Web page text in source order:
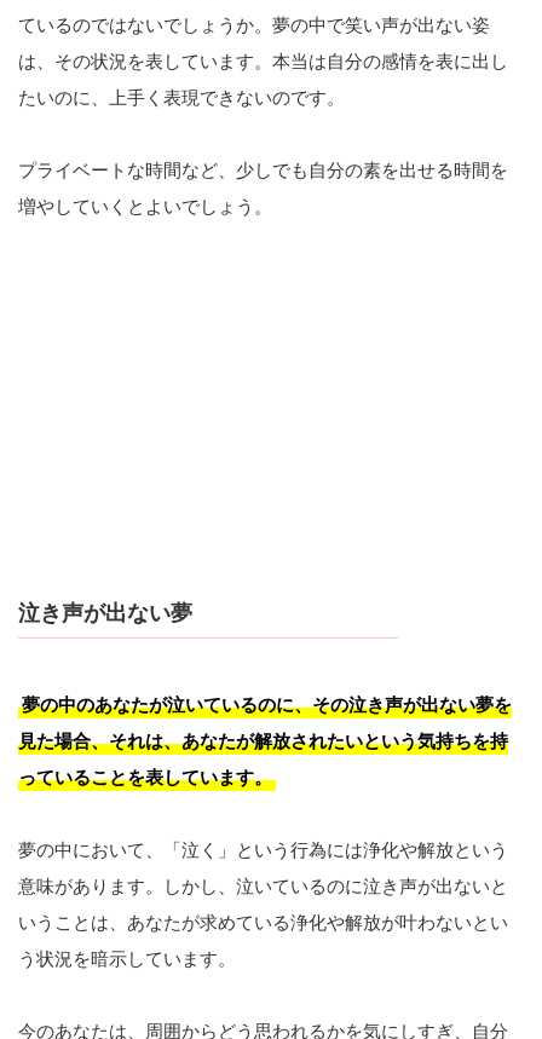
ているのではないでしょうか。夢の中で笑い声が出ない姿
は、その状況を表しています。本当は自分の感情を表に出し
たいのに、上手く表現できないのです。
プライベートな時間など、少しでも自分の素を出せる時間を
増やしていくとよいでしょう。
泣き声が出ない夢
夢の中のあなたが泣いているのに、その泣き声が出ない夢を
見た場合、それは、あなたが解放されたいという気持ちを持
っていることを表しています。
夢の中において、「泣く」という行為には浄化や解放という
意味があります。しかし、泣いているのに泣き声が出ないと
いうことは、あなたが求めている浄化や解放が叶わないとい
う状況を暗示しています。
今のあなたは、周囲からどう思われるかを気にしすぎ、自分